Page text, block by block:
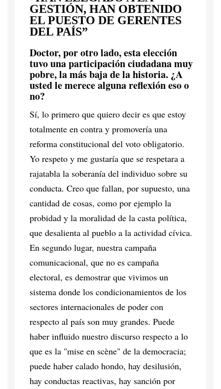
GESTIÓN, HAN OBTENIDO
EL PUESTO DE GERENTES
DEL PAÍS”
Doctor, por otro lado, esta elección
tuvo una participación ciudadana muy
pobre, la más baja de la historia. ¿A
usted le merece alguna reflexión eso o
no?
Sí, lo primero que quiero decir es que estoy
totalmente en contra y promovería una
reforma constitucional del voto obligatorio.
Yo respeto y me gustaría que se respetara a
rajatabla la soberanía del individuo sobre su
conducta. Creo que fallan, por supuesto, una
cantidad de cosas, como por ejemplo la
probidad y la moralidad de la casta política,
que desalienta al pueblo a la actividad cívica.
En segundo lugar, nuestra campaña
comunicacional, que no es campaña
electoral, es demostrar que vivimos un
sistema donde los condicionamientos de los
sectores internacionales de poder con
respecto al país son muy grandes. Puede
haber influido nuestro discurso respecto a lo
que es la "mise en scène" de la democracia;
puede haber calado hondo, hay desilusión,
hay conductas reactivas, hay sanción por